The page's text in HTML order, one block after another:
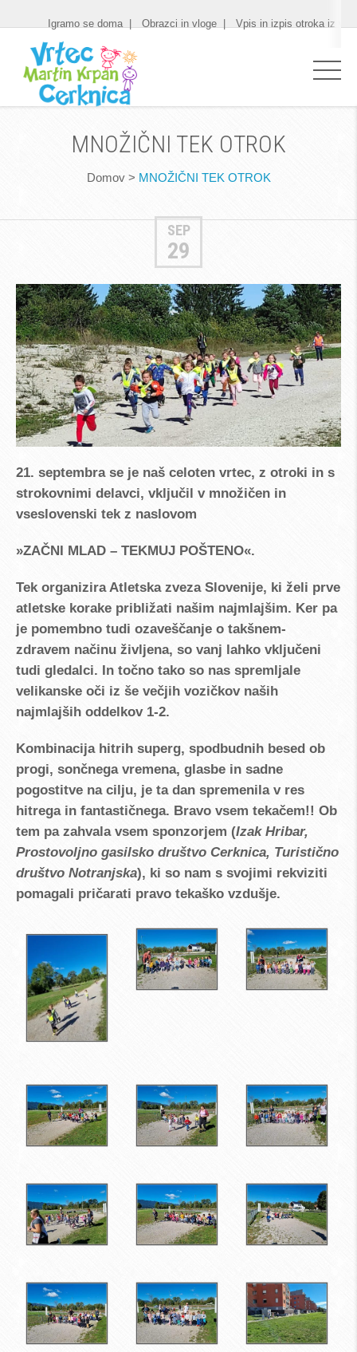
Igramo se doma Obrazci in vloge Vpis in izpis otroka iz
MNOŽIČNI TEK OTROK
Domov > MNOŽIČNI TEK OTROK
SEP
29
21. septembra se je naš celoten vrtec, z otroki in s
strokovnimi delavci, vključil v množičen in
vseslovenski tek z naslovom
»ZAČNI MLAD – TEKMUJ POŠTENO«.
Tek organizira Atletska zveza Slovenije, ki želi prve
atletske korake približati našim najmlajšim. Ker pa
je pomembno tudi ozaveščanje o takšnem-
zdravem načinu življena, so vanj lahko vključeni
tudi gledalci. In točno tako so nas spremljale
velikanske oči iz še večjih vozičkov naših
najmlajših oddelkov 1-2.
Kombinacija hitrih superg, spodbudnih besed ob
progi, sončnega vremena, glasbe in sadne
pogostitve na cilju, je ta dan spremenila v res
hitrega in fantastičnega. Bravo vsem tekačem!! Ob
tem pa zahvala vsem sponzorjem (Izak Hribar,
Prostovoljno gasilsko društvo Cerknica, Turistično
društvo Notranjska), ki so nam s svojimi rekviziti
pomagali pričarati pravo tekaško vzdušje.